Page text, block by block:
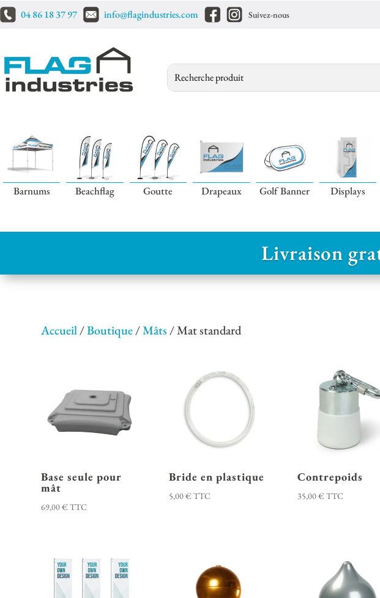
04 86 18 37 97 info@flagindustries.com Suivez-nous
Barnums Beachflag Goutte Drapeaux Golf Banner Displays
Livraison
Accueil/Boutique/Mâts/ Mat standard
Base seule pour
mât
69,00€TTC
Bride en plastique
5,00€TTC
Contrepoids
35,00€TTC